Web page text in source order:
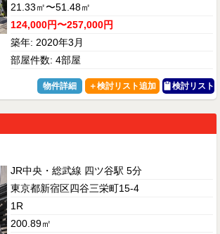
21.33㎡〜51.48㎡
124,000円〜257,000円
築年: 2020年3月
部屋件数: 4部屋
物件詳細 検討リスト
JR中央・総武線 四ツ谷駅 5分
東京都新宿区四谷三栄町15-4
1R
200.89㎡